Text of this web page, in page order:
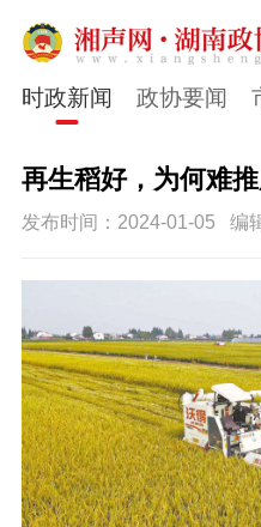
时政新闻 政协要闻
再生稻好，为何难推
发布时间：2024-01-05 编